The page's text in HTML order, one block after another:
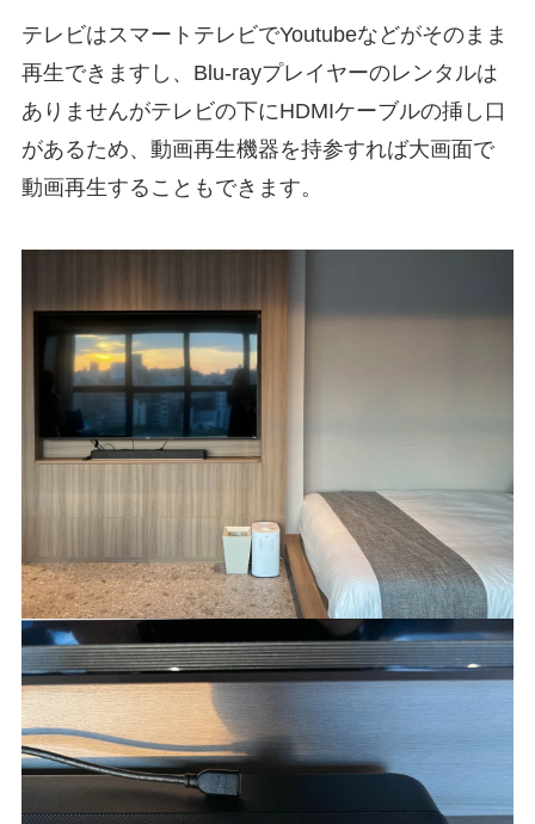
テレビはスマートテレビでYoutubeなどがそのまま
再生できますし、Blu-rayプレイヤーのレンタルは
ありませんがテレビの下にHDMIケーブルの挿し口
があるため、動画再生機器を持参すれば大画面で
動画再生することもできます。